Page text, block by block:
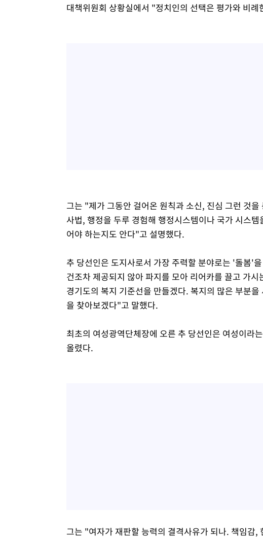
대책위원회 상황실에서 "정치인의 선택은 평가와 비
그는 "제가 그동안 걸어온 원칙과 소신, 진심 그런 것
사법, 행정을 두루 경험해 행정시스템이나 국가 시스
어야 하는지도 안다"고 설명했다.
추 당선인은 도지사로서 가장 주력할 분야로는 '돌봄'
건조차 제공되지 않아 파지를 모아 리어카를 끌고 가
경기도의 복지 기준선을 만들겠다. 복지의 많은 부분
을 찾아보겠다"고 말했다.
최초의 여성광역단체장에 오른 추 당선인은 여성이라
올렸다.
그는 "여자가 재판할 능력의 결격사유가 되나. 책임감